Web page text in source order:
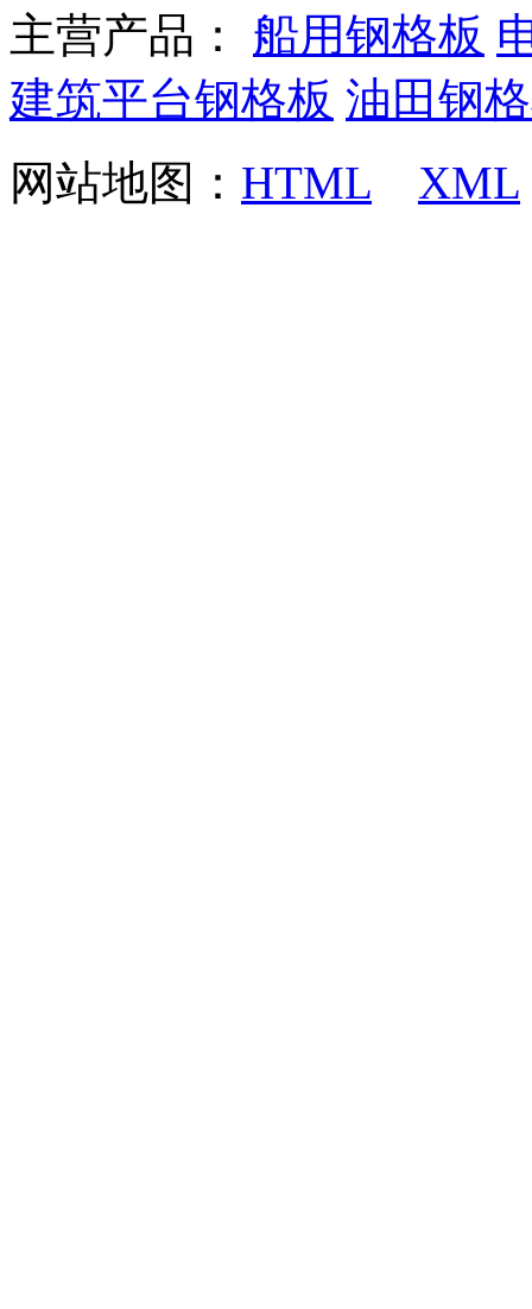
主营产品： 船用钢格板
建筑平台钢格板 油田钢
网站地图： HTML XML